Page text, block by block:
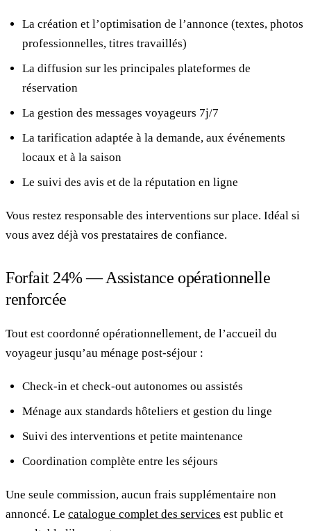
La création et l’optimisation de l’annonce (textes, photos
professionnelles, titres travaillés)
La diffusion sur les principales plateformes de
réservation
La gestion des messages voyageurs 7j/7
La tarification adaptée à la demande, aux événements
locaux et à la saison
Le suivi des avis et de la réputation en ligne
Vous restez responsable des interventions sur place. Idéal si
vous avez déjà vos prestataires de confiance.
Forfait 24% — Assistance opérationnelle
renforcée
Tout est coordonné opérationnellement, de l’accueil du
voyageur jusqu’au ménage post-séjour :
Check-in et check-out autonomes ou assistés
Ménage aux standards hôteliers et gestion du linge
Suivi des interventions et petite maintenance
Coordination complète entre les séjours
Une seule commission, aucun frais supplémentaire non
annoncé. Le catalogue complet des services est public et